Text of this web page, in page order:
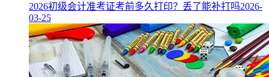
2026初级会计准考证考前多久打印？丢了能补打吗2026-
03-25